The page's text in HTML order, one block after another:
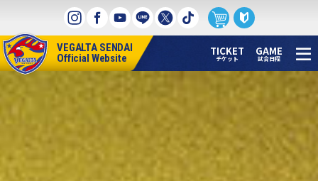
へ
ス
キ
VEGALTA SENDAI
Official Website
TICKET
チケット
GAME
試合日程